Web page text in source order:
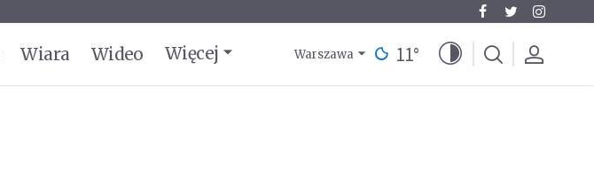
Wiara Wideo Więcej Warszawa 11°